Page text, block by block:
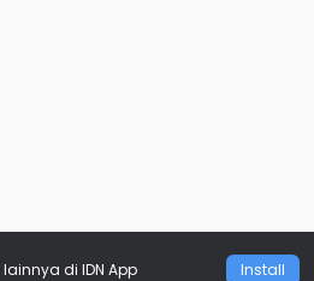
lainnya di IDN App Install